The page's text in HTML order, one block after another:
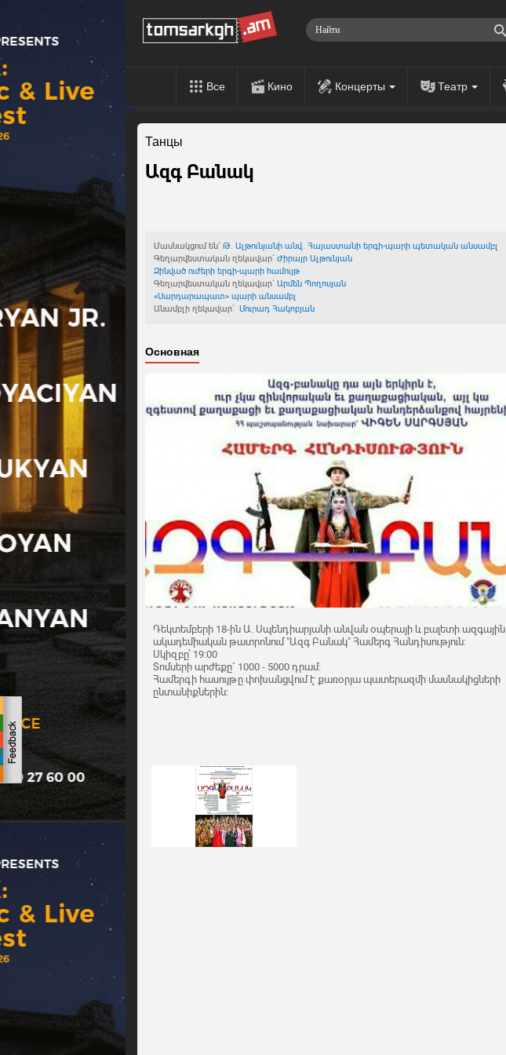
Все Кино Концерты Театр
Танцы
Ազգ Բանակ
Մասնակցում են` Թ. Ալթունյանի անվ. Հայաստանի երգի-պարի պետական անսամբլ
Գեղարվեստական ղեկավար` Ժիրայր Ալթունյան
Զինված ուժերի երգի-պարի համույթ
Գեղարվեստական ղեկավար` Արմեն Պողոսյան
«Սարդարապատ» պարի անսամբլ
Անամբլի ղեկավար` Մուրադ Հակոբյան
Основная
Դեկտեմբերի 18-ին Ա. Սպենդիարյանի անվան օպերայի և բալետի ազգային
ակադեմիական թատրոնում "Ազգ Բանակ" Համերգ Հանդիսություն:
Սկիզբը՝ 19։00
Տոմսերի արժեքը` 1000 - 5000 դրամ:
Համերգի հասույթը փոխանցվում է քառօրյա պատերազմի մասնակիցների
ընտանիքներին: